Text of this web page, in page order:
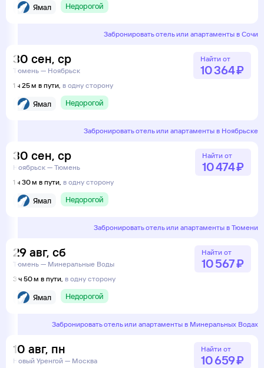
Ямал Недорогой
Забронировать отель или апартаменты в Сочи
30 сен, ср
Тюмень — Ноябрьск
1 ч 25 м в пути, в одну сторону
Ямал Недорогой
Найти от
10 ⁠364 ⁠₽
Забронировать отель или апартаменты в Ноябрьске
30 сен, ср
Ноябрьск — Тюмень
1 ч 30 м в пути, в одну сторону
Ямал Недорогой
Найти от
10 ⁠474 ⁠₽
Забронировать отель или апартаменты в Тюмени
29 авг, сб
Тюмень — Минеральные Воды
3 ч 50 м в пути, в одну сторону
Ямал Недорогой
Найти от
10 ⁠567 ⁠₽
Забронировать отель или апартаменты в Минеральных Водах
10 авг, пн
Новый Уренгой — Москва
Найти от
10 ⁠659 ⁠₽